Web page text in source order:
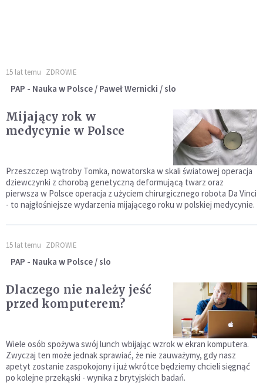
15 lat temu ZDROWIE
PAP - Nauka w Polsce / Paweł Wernicki / slo
Mijający rok w
medycynie w Polsce
Przeszczep wątroby Tomka, nowatorska w skali światowej operacja
dziewczynki z chorobą genetyczną deformującą twarz oraz
pierwsza w Polsce operacja z użyciem chirurgicznego robota Da Vinci
- to najgłośniejsze wydarzenia mijającego roku w polskiej medycynie.
15 lat temu ZDROWIE
PAP - Nauka w Polsce / slo
Dlaczego nie należy jeść
przed komputerem?
Wiele osób spożywa swój lunch wbijając wzrok w ekran komputera.
Zwyczaj ten może jednak sprawiać, że nie zauważymy, gdy nasz
apetyt zostanie zaspokojony i już wkrótce będziemy chcieli sięgnąć
po kolejne przekąski - wynika z brytyjskich badań.